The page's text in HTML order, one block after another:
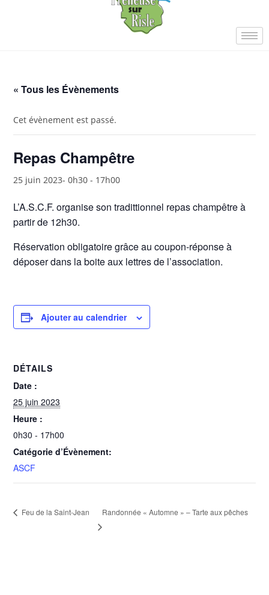
« Tous les Évènements
Cet évènement est passé.
Repas Champêtre
25 juin 2023- 0h30 - 17h00
L’A.S.C.F. organise son tradittionnel repas champêtre à
partir de 12h30.
Réservation obligatoire grâce au coupon-réponse à
déposer dans la boite aux lettres de l’association.
Ajouter au calendrier
DÉTAILS
Date :
25 juin 2023
Heure :
0h30 - 17h00
Catégorie d’Évènement:
ASCF
Feu de la Saint-Jean Randonnée « Automne » – Tarte aux pêches